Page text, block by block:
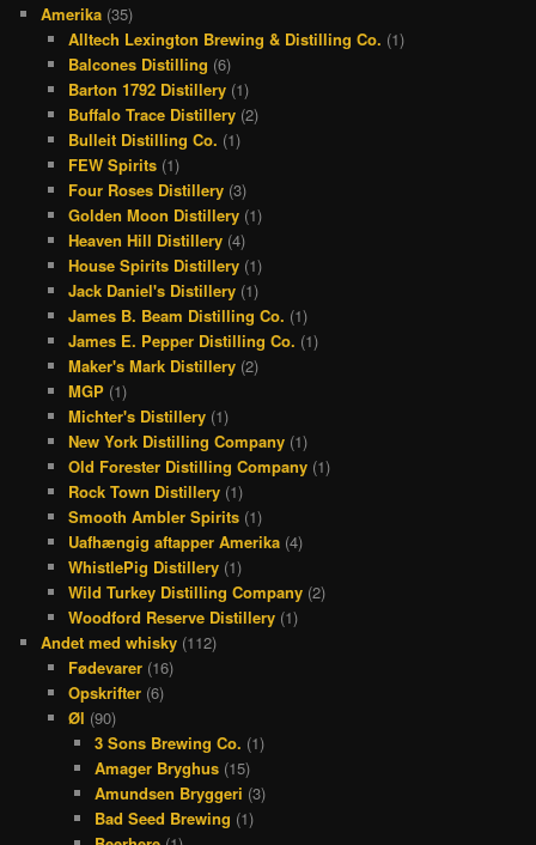
e
b
o
o
k
e
a
d
s
a
g
r
a
m
e
r
e
t
Amerika (35)
Alltech Lexington Brewing & Distilling Co. (1)
Balcones Distilling (6)
Barton 1792 Distillery(1)
Buffalo Trace Distillery(2)
Bulleit Distilling Co. (1)
FEW Spirits(1)
Four Roses Distillery(3)
Golden Moon Distillery(1)
Heaven Hill Distillery(4)
House Spirits Distillery(1)
Jack Daniel's Distillery(1)
James B. Beam Distilling Co. (1)
James E. Pepper Distilling Co. (1)
Maker's Mark Distillery(2)
MGP(1)
Michter's Distillery(1)
New York Distilling Company(1)
Old Forester Distilling Company(1)
Rock Town Distillery(1)
Smooth Ambler Spirits(1)
Uafhængig aftapper Amerika(4)
WhistlePig Distillery(1)
Wild Turkey Distilling Company(2)
Woodford Reserve Distillery(1)
Andet med whisky (112)
Fødevarer(16)
Opskrifter(6)
Øl (90)
3 Sons Brewing Co. (1)
Amager Bryghus (15)
Amundsen Bryggeri (3)
Bad Seed Brewing (1)